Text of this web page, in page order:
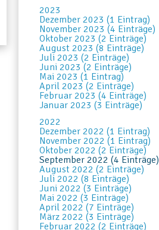
2023
Dezember 2023 (1 Eintrag)
November 2023 (4 Einträge)
Oktober 2023 (2 Einträge)
August 2023 (8 Einträge)
Juli 2023 (2 Einträge)
Juni 2023 (2 Einträge)
Mai 2023 (1 Eintrag)
April 2023 (2 Einträge)
Februar 2023 (4 Einträge)
Januar 2023 (3 Einträge)
2022
Dezember 2022 (1 Eintrag)
November 2022 (1 Eintrag)
Oktober 2022 (2 Einträge)
September 2022 (4 Einträge)
August 2022 (2 Einträge)
Juli 2022 (8 Einträge)
Juni 2022 (3 Einträge)
Mai 2022 (3 Einträge)
April 2022 (7 Einträge)
März 2022 (3 Einträge)
Februar 2022 (2 Einträge)